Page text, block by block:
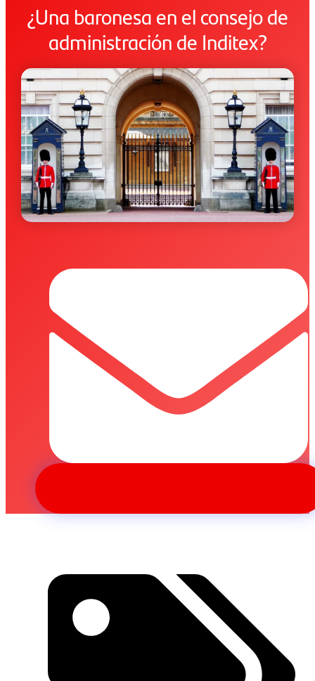
¿Una baronesa en el consejo de
administración de Inditex?